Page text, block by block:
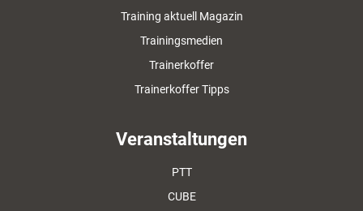
Training aktuell Magazin
Trainingsmedien
Trainerkoffer
Trainerkoffer Tipps
Veranstaltungen
PTT
CUBE